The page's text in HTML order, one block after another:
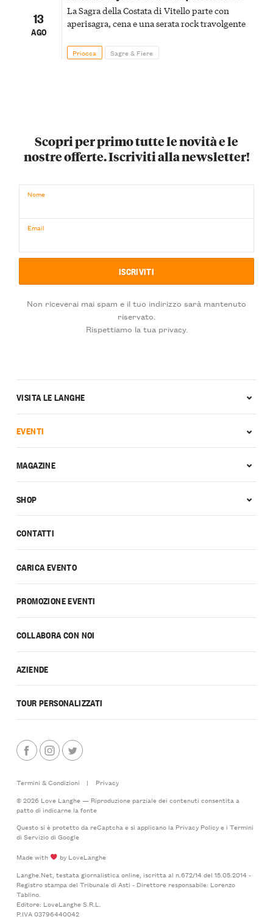
13
AGO
La Sagra della Costata di Vitello parte con
aperisagra, cena e una serata rock travolgente
Priocca Sagre & Fiere
Scopri per primo tutte le novità e le
nostre offerte. Iscriviti alla newsletter!
Nome
Email
Non riceverai mai spam e il tuo indirizzo sarà mantenuto
riservato.
Rispettiamo la tua privacy.
CONTATTI
CARICA EVENTO
PROMOZIONE EVENTI
COLLABORA CON NOI
AZIENDE
TOUR PERSONALIZZATI
VISITA LE LANGHE
EVENTI
MAGAZINE
SHOP
Termini & Condizioni |
Privacy
© 2026 Love Langhe — Riproduzione parziale dei contenuti consentita a
patto di indicarne la fonte
Questo si è protetto da reCaptcha e si applicano la Privacy Policye i Termini
di Serviziodi Google
Made with
by LoveLanghe
Langhe.Net, testata giornalistica online, iscritta al n.672/14 del 15.05.2014 -
Registro stampa del Tribunale di Asti - Direttore responsabile: Lorenzo
Tablino.
Editore: LoveLanghe S.R.L.
P.IVA 03796440042